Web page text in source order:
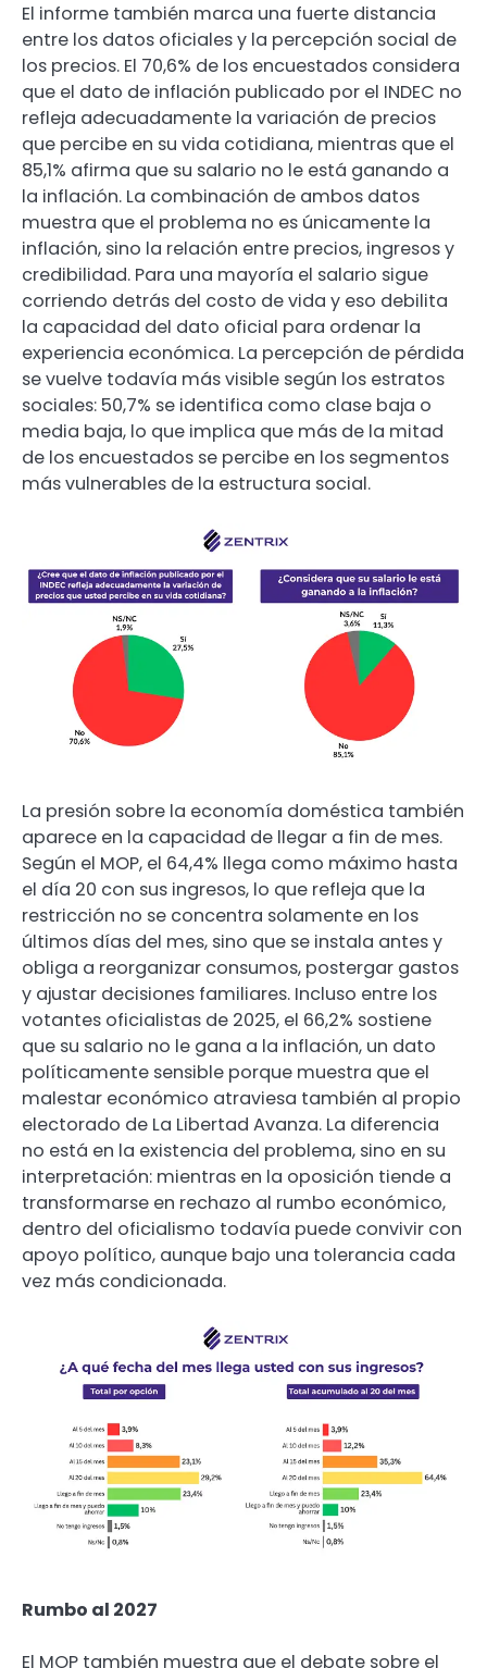
El informe también marca una fuerte distancia
entre los datos oficiales y la percepción social de
los precios. El 70,6% de los encuestados considera
que el dato de inflación publicado por el INDEC no
refleja adecuadamente la variación de precios
que percibe en su vida cotidiana, mientras que el
85,1% afirma que su salario no le está ganando a
la inflación. La combinación de ambos datos
muestra que el problema no es únicamente la
inflación, sino la relación entre precios, ingresos y
credibilidad. Para una mayoría el salario sigue
corriendo detrás del costo de vida y eso debilita
la capacidad del dato oficial para ordenar la
experiencia económica. La percepción de pérdida
se vuelve todavía más visible según los estratos
sociales: 50,7% se identifica como clase baja o
media baja, lo que implica que más de la mitad
de los encuestados se percibe en los segmentos
más vulnerables de la estructura social.
La presión sobre la economía doméstica también
aparece en la capacidad de llegar a fin de mes.
Según el MOP, el 64,4% llega como máximo hasta
el día 20 con sus ingresos, lo que refleja que la
restricción no se concentra solamente en los
últimos días del mes, sino que se instala antes y
obliga a reorganizar consumos, postergar gastos
y ajustar decisiones familiares. Incluso entre los
votantes oficialistas de 2025, el 66,2% sostiene
que su salario no le gana a la inflación, un dato
políticamente sensible porque muestra que el
malestar económico atraviesa también al propio
electorado de La Libertad Avanza. La diferencia
no está en la existencia del problema, sino en su
interpretación: mientras en la oposición tiende a
transformarse en rechazo al rumbo económico,
dentro del oficialismo todavía puede convivir con
apoyo político, aunque bajo una tolerancia cada
vez más condicionada.
Rumbo al 2027
El MOP también muestra que el debate sobre el